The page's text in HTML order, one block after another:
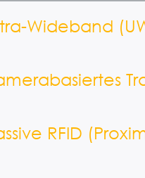
Wideband
RFID